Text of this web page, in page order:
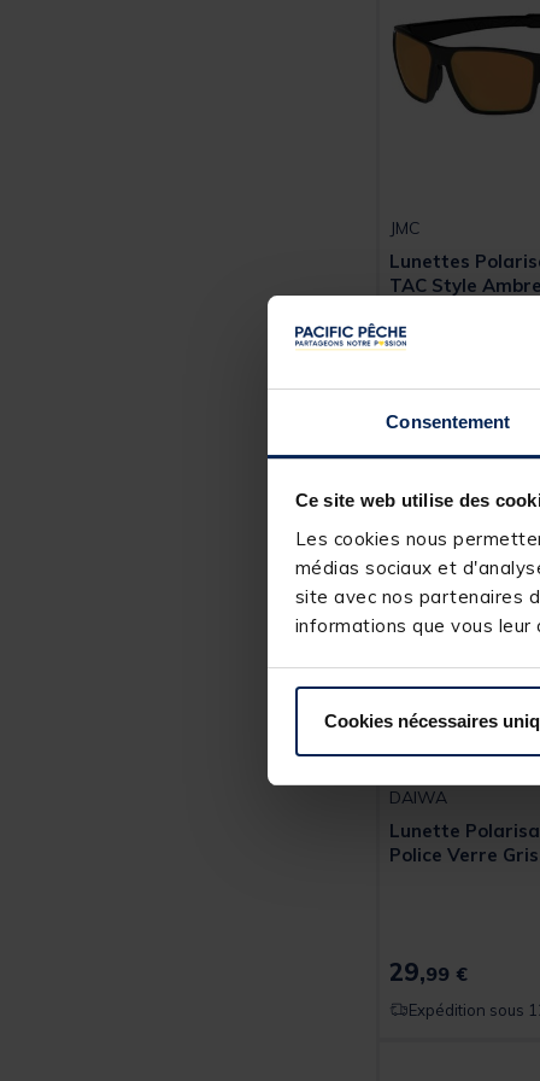
Consentement
Ce site web utilise des
Les cookies nous
médias sociaux et
site avec nos partenaires
informations que vous
Cookies nécessaires
JMC
Lunettes
TAC Style Ambre
DAIWA
Lunette
Police Verre Gris
29,99 €
Expédition sous